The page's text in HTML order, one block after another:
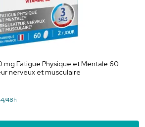
mg Fatigue Physique et Mentale 60
nerveux et musculaire
48h